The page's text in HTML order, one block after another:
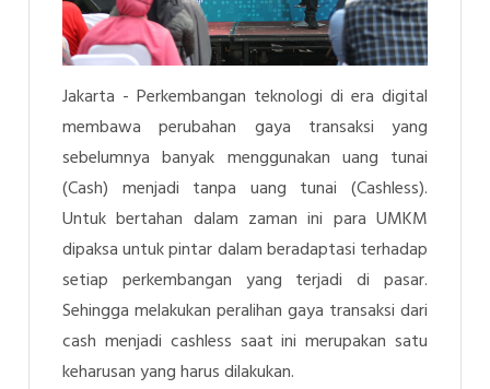
Jakarta -Perkembangan teknologi di era digital
membawa perubahan gaya transaksi yang
sebelumnya banyak menggunakan uang tunai
(Cash) menjadi tanpa uang tunai (Cashless).
Untuk bertahan dalam zaman ini para UMKM
dipaksa untuk pintar dalam beradaptasi terhadap
setiap perkembangan yang terjadi di pasar.
Sehingga melakukan peralihan gaya transaksi dari
cash menjadi cashless saat ini merupakan satu
keharusan yang harus dilakukan.